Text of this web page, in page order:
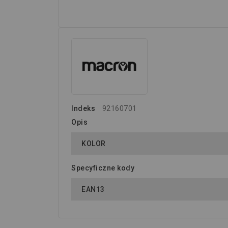
Indeks
92160701
Opis
KOLOR
Specyficzne kody
EAN13